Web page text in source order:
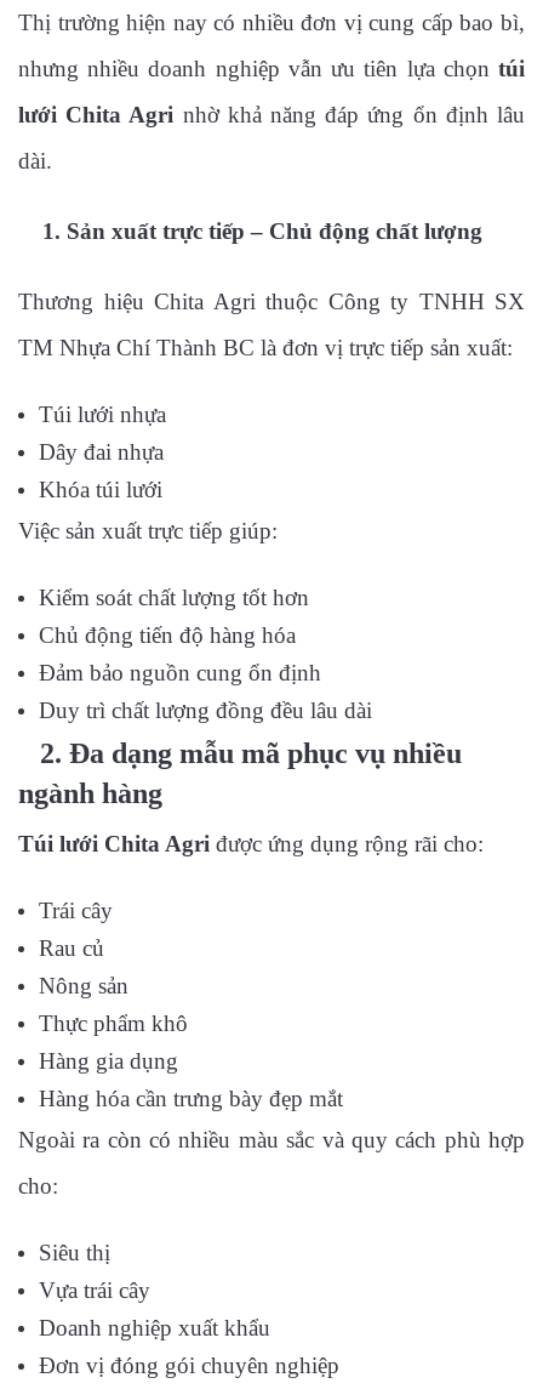
Thị trường hiện nay có nhiều đơn vị cung cấp bao bì,
nhưng nhiều doanh nghiệp vẫn ưu tiên lựa chọn túi
lưới Chita Agri nhờ khả năng đáp ứng ổn định lâu
dài.
1. Sản xuất trực tiếp – Chủ động chất lượng
Thương hiệu Chita Agri thuộc Công ty TNHH SX
TM Nhựa Chí Thành BC là đơn vị trực tiếp sản xuất:
Túi lưới nhựa
Dây đai nhựa
Khóa túi lưới
Việc sản xuất trực tiếp giúp:
Kiểm soát chất lượng tốt hơn
Chủ động tiến độ hàng hóa
Đảm bảo nguồn cung ổn định
Duy trì chất lượng đồng đều lâu dài
2. Đa dạng mẫu mã phục vụ nhiều
ngành hàng
Túi lưới Chita Agri được ứng dụng rộng rãi cho:
Trái cây
Rau củ
Nông sản
Thực phẩm khô
Hàng gia dụng
Hàng hóa cần trưng bày đẹp mắt
Ngoài ra còn có nhiều màu sắc và quy cách phù hợp
cho:
Siêu thị
Vựa trái cây
Doanh nghiệp xuất khẩu
Đơn vị đóng gói chuyên nghiệp